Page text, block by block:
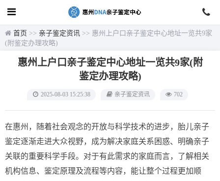
首页 >> 亲子鉴定资讯 >> 惠州上户口亲子鉴定中心地址一览共9家
(附鉴定办理攻略)
惠州上户口亲子鉴定中心地址一览共9家(附
鉴定办理攻略)
2025-08-03 15:25:38 亲子鉴定资讯 702
在惠州，随着社会观念的开放与科学技术的进步，胎儿亲子
鉴定逐渐走进大众视野，成为解决家庭关系困惑、明确亲子
关联的重要科学手段。对于有此需求的家庭而言，了解相关
机构信息、鉴定原理及流程等内容，能让整个过程更加顺